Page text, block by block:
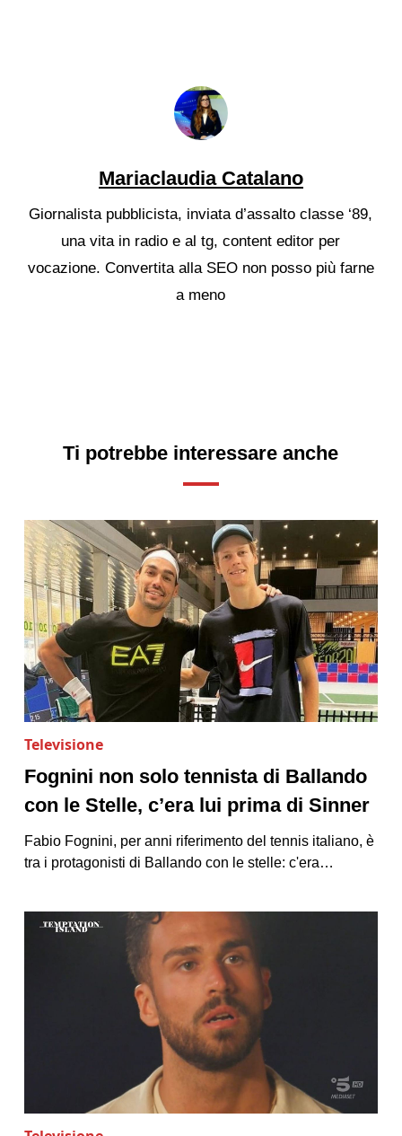
Mariaclaudia Catalano
Giornalista pubblicista, inviata d’assalto classe ‘89,
una vita in radio e al tg, content editor per
vocazione. Convertita alla SEO non posso più farne
a meno
Ti potrebbe interessare anche
Televisione
Fognini non solo tennista di Ballando
con le Stelle, c’era lui prima di Sinner
Fabio Fognini, per anni riferimento del tennis italiano, è
tra i protagonisti di Ballando con le stelle: c'era…